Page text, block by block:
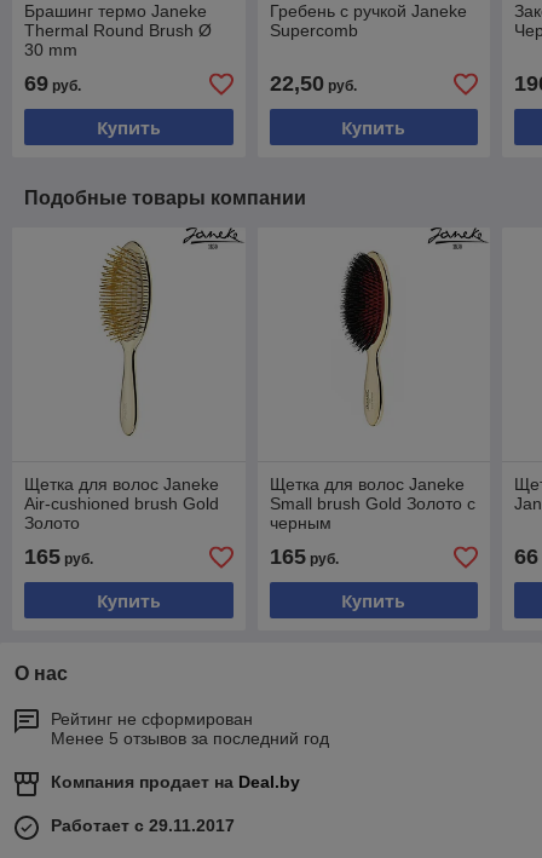
Брашинг термо Janeke
Thermal Round Brush Ø
30 mm
69 руб.
Купить
Гребень с ручкой Janeke
Supercomb
22,50руб.
Купить
Подобные товары компании
Щетка для волос Janeke
Air-cushioned brush Gold
Золото
165 руб.
Купить
Щетка для волос Janeke
Small brush Gold Золото с
черным
165руб.
Купить
66
О нас
Рейтинг не сформирован
Менее 5 отзывов за последний год
Компания продает на Deal.by
Работает с 29.11.2017